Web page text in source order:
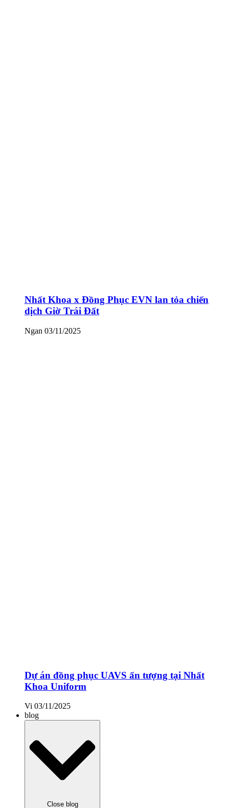
Nhất Khoa x Đồng Phục EVN lan tỏa chiến
dịch Giờ Trái Đất
Ngan 03/11/2025
Dự án đồng phục UAVS ấn tượng tại Nhất
Khoa Uniform
Vi 03/11/2025
blog
Close blog